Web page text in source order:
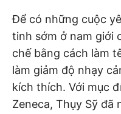
Để có những cuộc
tinh sớm ở nam giới
chế bằng cách làm
làm giảm độ nhạy
kích thích. Với mục
Zeneca, Thụy Sỹ đã